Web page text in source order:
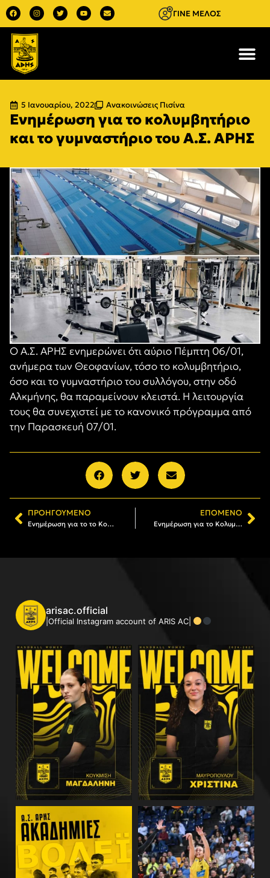
ΓΙΝΕ ΜΕΛΟΣ
5 Ιανουαρίου, 2022 Ανακοινώσεις Πισίνα
Ενημέρωση για το κολυμβητήριο
και το γυμναστήριο του Α.Σ. ΑΡΗΣ
Ο Α.Σ. ΑΡΗΣ ενημερώνει ότι αύριο Πέμπτη 06/01,
ανήμερα των Θεοφανίων, τόσο το κολυμβητήριο,
όσο και το γυμναστήριο του συλλόγου, στην οδό
Αλκμήνης, θα παραμείνουν κλειστά. Η λειτουργία
τους θα συνεχιστεί με το κανονικό πρόγραμμα από
την Παρασκευή 07/01.
ΠΡΟΗΓΟΎΜΕΝΟ
Ενημέρωση για το το Κολυμβητήριο και το Γυμναστήριο του Α.Σ. ΑΡΗΣ
ΕΠΌΜΕΝΟ
Ενημέρωση για το Κολυμβητήριο και το Γυμναστήριο του Α.Σ. ΑΡΗΣ
arisac.official
|Official Instagram account of ARIS AC|